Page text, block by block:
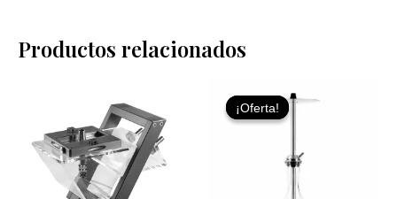
Productos relacionados
¡Oferta!
¡Oferta!
precio
original
precio